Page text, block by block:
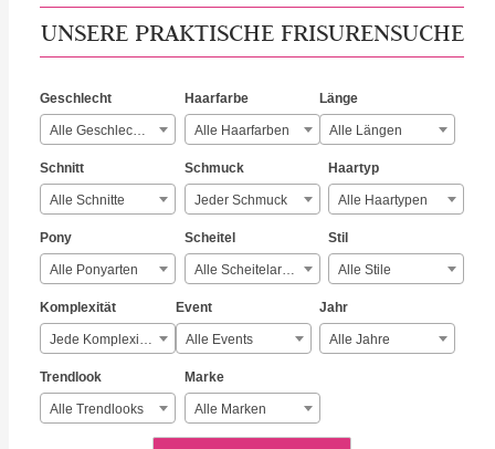
UNSERE PRAKTISCHE FRISURENSUCHE
Geschlecht
Alle Geschlechter
Haarfarbe
Alle Haarfarben
Länge
Alle Längen
Schnitt
Alle Schnitte
Schmuck
Jeder Schmuck
Haartyp
Alle Haartypen
Pony
Alle Ponyarten
Scheitel
Alle Scheitelarten
Stil
Alle Stile
Komplexität
Jede Komplexität
Event
Alle Events
Jahr
Alle Jahre
Trendlook
Alle Trendlooks
Marke
Alle Marken